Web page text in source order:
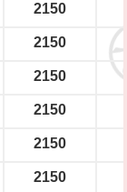
2150
2150
2150
2150
2150
2150